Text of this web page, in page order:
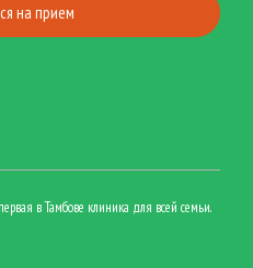
на прием
в Тамбове клиника для всей семьи.